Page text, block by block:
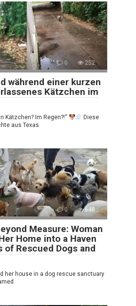
0 252
während einer kurzen
Kätzchen im
Kätzchen? Im Regen?!“
Diese
aus Texas
0 648
Measure: Woman
Home into a Haven
of Rescued Dogs and
her house in a dog rescue sanctuary